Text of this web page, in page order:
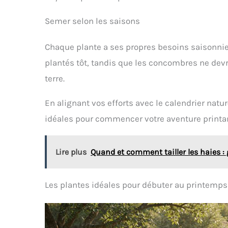
nettoyer plus facilement.
poignée bien conçue en
bois de frêne s'adapte
facilement à votre main et
désherbage et la
poignée est conçu avec
facile. Boîte cadeau -
un produit qualifiable
contemporaine à un
ensemble classique
Semer selon les saisons
Chaque plante a ses propres besoins
plantés tôt, tandis que les concombres ne
terre.
En alignant vos efforts avec le calendrier
idéales pour commencer votre aventure
Lire plus Quand et comment tailler les haies
Les plantes idéales pour débuter au printemps